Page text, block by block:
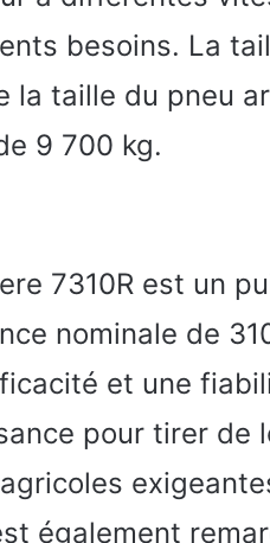
besoins. La
la taille du pneu
9 700 kg.
7310R est un
nominale de
et une
pour tirer de
également